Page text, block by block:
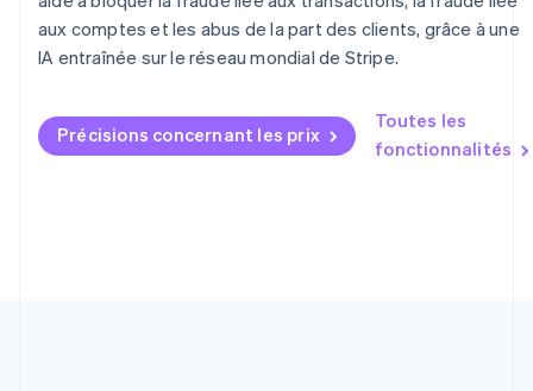
aux comptes et les abus de la part des clients, grâce à une
IA entraînée sur le réseau mondial de Stripe.
Précisions concernant les prix
Toutes les
fonctionnalités
FrançaisDeutsch English
Malaisie
English简体中文
Mexique
EspañolEnglish